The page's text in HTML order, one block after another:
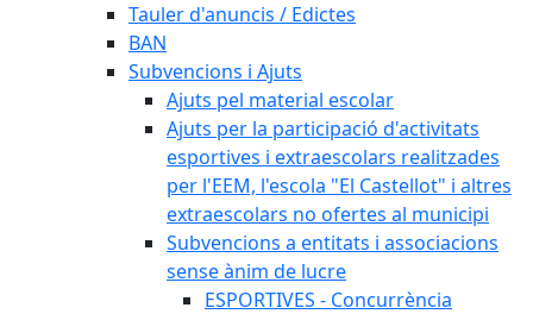
Tauler d'anuncis / Edictes
BAN
Subvencions i Ajuts
Ajuts pel material escolar
Ajuts per la participació d'activitats
esportives i extraescolars realitzades
per l'EEM, l'escola "El Castellot" i altres
extraescolars no ofertes al municipi
Subvencions a entitats i associacions
sense ànim de lucre
ESPORTIVES - Concurrència